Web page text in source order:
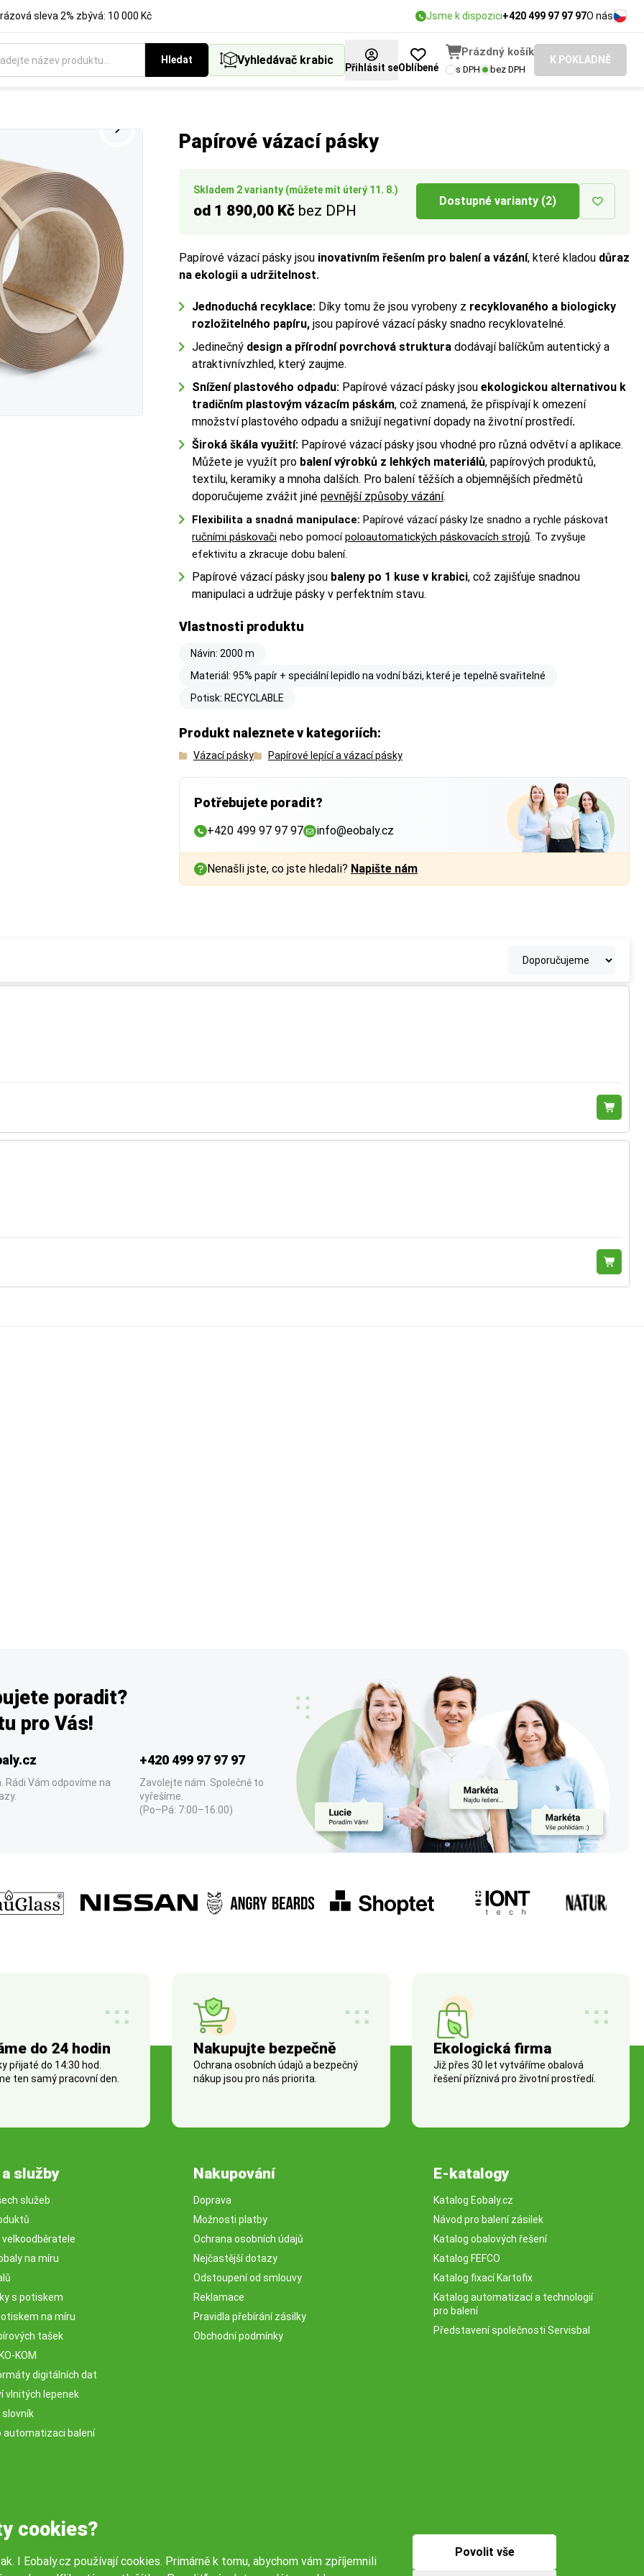
sleva 2% zbývá: 10 000 Kč Jsme k dispozici+420 499 97 97 97O nás
Hledat Vyhledávač krabic
Přihlásit seOblíbené
Prázdný košík
s DPH bez DPH
K POKLADNĚ
Papírové vázací pásky
Skladem 2 varianty (můžete mít úterý 11. 8.)
od 1 890,00 Kč bez DPH
Dostupné varianty (2)
Papírové vázací pásky jsou inovativním řešením pro balení a vázání, které kladou důraz
na ekologii a udržitelnost.
Jednoduchá recyklace: Díky tomu že jsou vyrobeny z recyklovaného a biologicky
rozložitelného papíru, jsou papírové vázací pásky snadno recyklovatelné.
Jedinečný design a přírodní povrchová struktura dodávají balíčkům autentický a
atraktivnívzhled, který zaujme.
Snížení plastového odpadu: Papírové vázací pásky jsou ekologickou alternativou k
tradičním plastovým vázacím páskám, což znamená, že přispívají k omezení
množství plastového odpadu a snižují negativní dopady na životní prostředí.
Široká škála využití: Papírové vázací pásky jsou vhodné pro různá odvětví a aplikace.
Můžete je využít pro balení výrobků z lehkých materiálů, papírových produktů,
textilu, keramiky a mnoha dalších. Pro balení těžších a objemnějších předmětů
doporučujeme zvážit jiné pevnější způsoby vázání.
Flexibilita a snadná manipulace: Papírové vázací pásky lze snadno a rychle páskovat
ručními páskovači nebo pomocípoloautomatických páskovacích strojů. To zvyšuje
efektivitu a zkracuje dobu balení.
Papírové vázací pásky jsou baleny po 1 kuse v krabici, což zajišťuje snadnou
manipulaci a udržuje pásky v perfektním stavu.
Vlastnosti produktu
Návin: 2000 m
Materiál: 95% papír + speciální lepidlo na vodní bázi, které je tepelně svařitelné
Potisk: RECYCLABLE
Produkt naleznete v kategoriích:
Vázací pásky Papírové lepící a vázací pásky
Potřebujete poradit?
+420 499 97 97 97 info@eobaly.cz
Nenašli jste, co jste hledali? Napište nám
poradit?
pro Vás!
Rádi Vám odpovíme na
+420 499 97 97 97
Zavolejte nám. Společně to
vyřešíme.
(Po–Pá: 7:00–16:00)
do 24 hodin
přijaté do 14:30 hod.
ten samý pracovní den.
Nakupujte bezpečně
Ochrana osobních údajů a bezpečný
nákup jsou pro nás priorita.
Ekologická firma
Již přes 30 let vytváříme obalová
řešení příznivá pro životní prostředí.
služby
služeb
na míru
s potiskem
na míru
tašek
KOM
digitálních dat
vlnitých lepenek
slovník
automatizaci balení
Nakupování
Doprava
Možnosti platby
Ochrana osobních údajů
Nejčastější dotazy
Odstoupení od smlouvy
Reklamace
Pravidla přebírání zásilky
Obchodní podmínky
E-katalogy
Katalog Eobaly.cz
Návod pro balení zásilek
Katalog obalových řešení
Katalog FEFCO
Katalog fixací Kartofix
Katalog automatizací a technologií
pro balení
Představení společnosti Servisbal
cookies?
I Eobaly.cz používají cookies. Primárně k tomu, abychom vám zpříjemnili
Povolit vše